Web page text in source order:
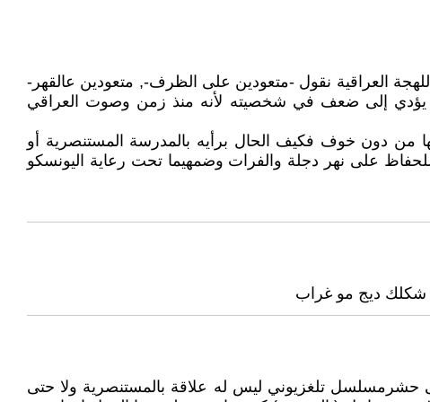
العراقية نقول -متعودين على الظرف-, متعودين عالقهر-
يؤدي إلى ضعف في شخصيته لأنه منذ زمن وصوت العراقي
من دون خوف فكيف الحال برأيه بالمدرسة المستنصرية أو
على نهر دجلة والفرات وضمهيما تحت رعاية اليونسكو
شكلك ديج مو غراب
حشرمسلسل تلغزيوني ليس له علاقة بالمستنصرية ولا حتى